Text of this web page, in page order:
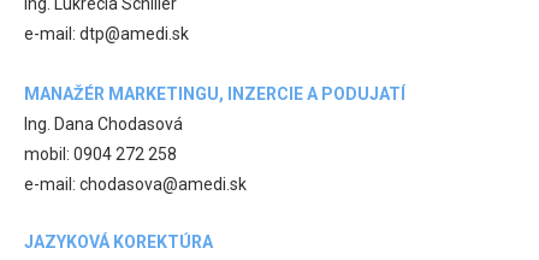
e-mail: dtp@amedi.sk
MANAŽÉR MARKETINGU, INZERCIE A PODUJATÍ
Ing. Dana Chodasová
mobil: 0904 272 258
e-mail: chodasova@amedi.sk
JAZYKOVÁ KOREKTÚRA